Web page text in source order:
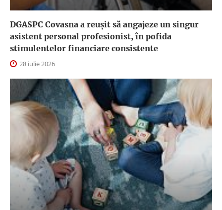
DGASPC Covasna a reuşit să angajeze un singur
asistent personal profesionist, în pofida
stimulentelor financiare consistente
28 iulie 2026